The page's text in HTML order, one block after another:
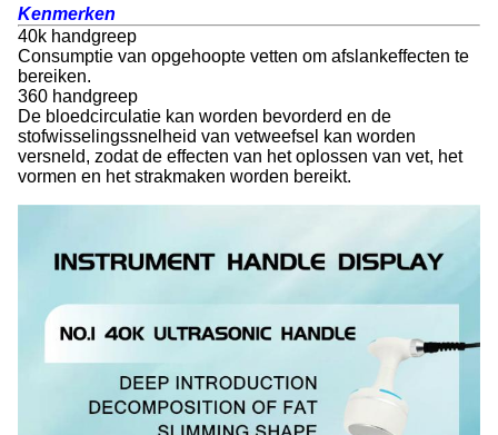
Kenmerken
40k handgreep
Consumptie van opgehoopte vetten om afslankeffecten te
bereiken.
360 handgreep
De bloedcirculatie kan worden bevorderd en de
stofwisselingssnelheid van vetweefsel kan worden
versneld, zodat de effecten van het oplossen van vet, het
vormen en het strakmaken worden bereikt.